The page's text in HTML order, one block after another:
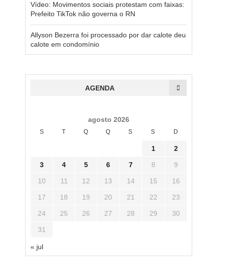
Vídeo: Movimentos sociais protestam com faixas:
Prefeito TikTok não governa o RN
Allyson Bezerra foi processado por dar calote deu
calote em condomínio
AGENDA
agosto 2026
S T Q Q S S D
1 2
3 4 5 6 7 8 9
10 11 12 13 14 15 16
17 18 19 20 21 22 23
24 25 26 27 28 29 30
31
« jul